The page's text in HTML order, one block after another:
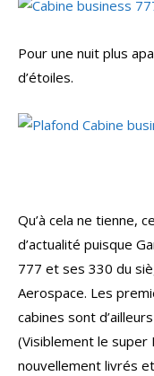
Pour une nuit plus
d’étoiles.
Qu’à cela ne tienne,
d’actualité puisque
777 et ses 330 du
Aerospace. Les
cabines sont
(Visiblement le super
nouvellement livrés